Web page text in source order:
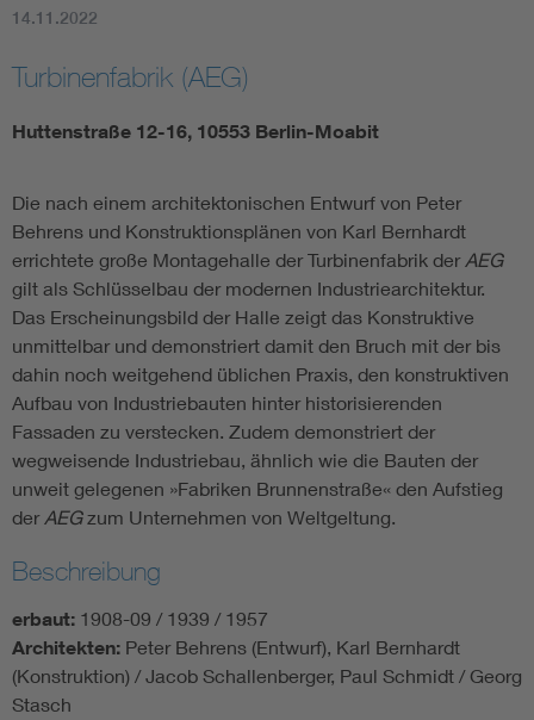
14.11.2022
Turbinenfabrik (AEG)
Huttenstraße 12-16, 10553 Berlin-Moabit
Die nach einem architektonischen Entwurf von Peter
Behrens und Konstruktionsplänen von Karl Bernhardt
errichtete große Montagehalle der Turbinenfabrik der AEG
gilt als Schlüsselbau der modernen Industriearchitektur.
Das Erscheinungsbild der Halle zeigt das Konstruktive
unmittelbar und demonstriert damit den Bruch mit der bis
dahin noch weitgehend üblichen Praxis, den konstruktiven
Aufbau von Industriebauten hinter historisierenden
Fassaden zu verstecken. Zudem demonstriert der
wegweisende Industriebau, ähnlich wie die Bauten der
unweit gelegenen »Fabriken Brunnenstraße« den Aufstieg
der AEGzum Unternehmen von Weltgeltung.
Beschreibung
erbaut: 1908-09 / 1939 / 1957
Architekten: Peter Behrens (Entwurf), Karl Bernhardt
(Konstruktion) / Jacob Schallenberger, Paul Schmidt / Georg
Stasch